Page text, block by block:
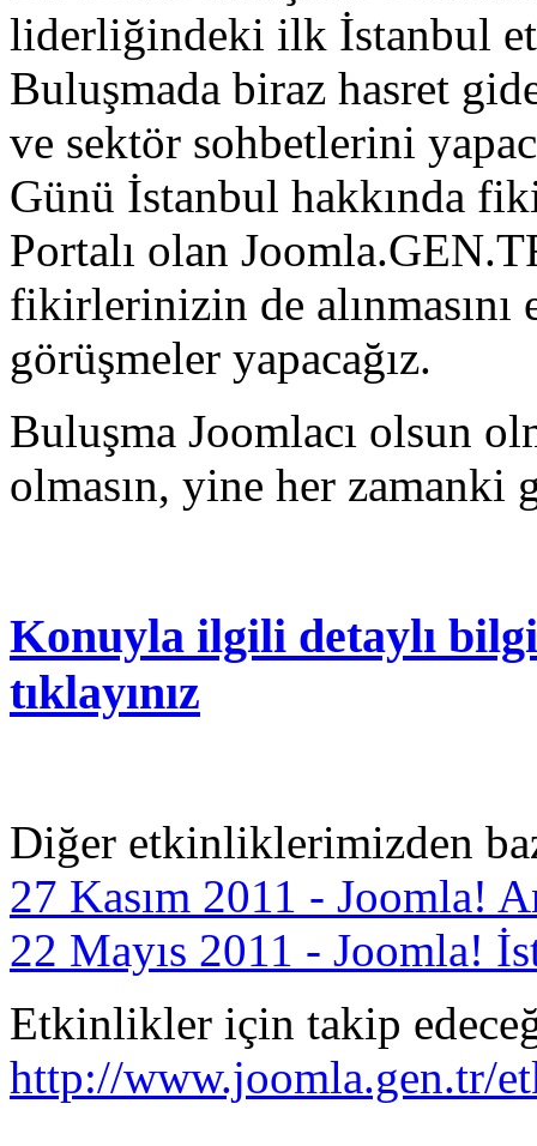
liderliğindeki ilk İstanbul
Buluşmada biraz hasret
ve sektör sohbetlerini
Günü İstanbul hakkında
Portalı olan
fikirlerinizin de
görüşmeler yapacağız.
Buluşma Joomlacı olsun
olmasın, yine her zamanki
Konuyla ilgili detaylı
tıklayınız
Diğer etkinliklerimizden
27 Kasım 2011 - Joomla!
22 Mayıs 2011 - Joomla!
Etkinlikler için takip
http://www.joomla.gen.tr/